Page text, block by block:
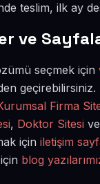
teslim, ilk ay
ve
seçmek için
Firma
, Doktor Sitesi ve
için iletişim
blog